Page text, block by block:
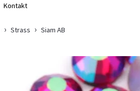
Kontakt
Strass Siam AB